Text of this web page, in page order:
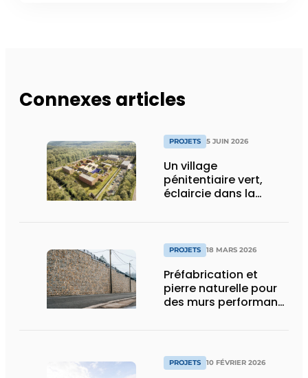
Connexes articles
PROJETS 5 JUIN 2026
Un village
pénitentiaire vert,
éclaircie dans la
PROJETS 18 MARS 2026
Préfabrication et
pierre naturelle pour
des murs performants
PROJETS 10 FÉVRIER 2026